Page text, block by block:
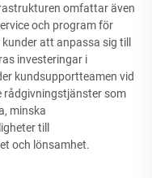
omfattar även
och program för
att anpassa sig till
investeringar i
kundsupportteamen vid
rådgivningstjänster som
minska
till
och lönsamhet.